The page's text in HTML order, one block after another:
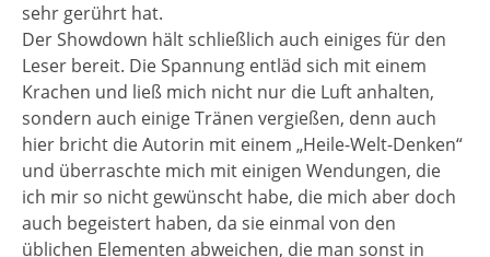
sehr gerührt hat.
Der Showdown hält schließlich auch einiges für den
Leser bereit. Die Spannung entläd sich mit einem
Krachen und ließ mich nicht nur die Luft anhalten,
sondern auch einige Tränen vergießen, denn auch
hier bricht die Autorin mit einem „Heile-Welt-Denken“
und überraschte mich mit einigen Wendungen, die
ich mir so nicht gewünscht habe, die mich aber doch
auch begeistert haben, da sie einmal von den
üblichen Elementen abweichen, die man sonst in